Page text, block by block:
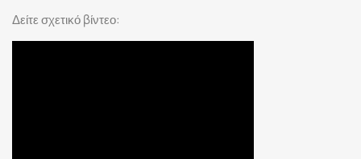
Δείτε σχετικό βίντεο: